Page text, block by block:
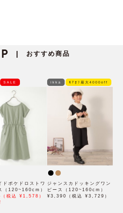
| おすすめ商品
SALE
ドポケドロストワ
（120~160cm）
税込 ¥1,578）
ikka ﾓｱｵﾌ最大4000off
ジャンスカドッキングワン
ピース（120~160cm）
¥3,390（税込 ¥3,729）